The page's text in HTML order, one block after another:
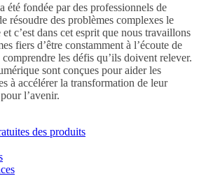
été fondée par des professionnels de
résoudre des problèmes complexes le
c’est dans cet esprit que nous travaillons
fiers d’être constamment à l’écoute de
les défis qu’ils doivent relever.
sont conçues pour aider les
à accélérer la transformation de leur
l’avenir.
des produits